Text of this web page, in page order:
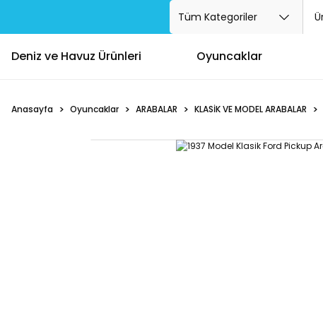
Deniz ve Havuz Ürünleri Oyuncaklar
Anasayfa Oyuncaklar ARABALAR KLASİK VE MODEL ARABALAR